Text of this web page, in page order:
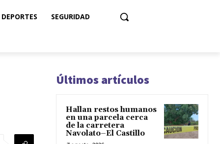
DEPORTES SEGURIDAD
Últimos artículos
Hallan restos humanos
en una parcela cerca
de la carretera
Navolato–El Castillo